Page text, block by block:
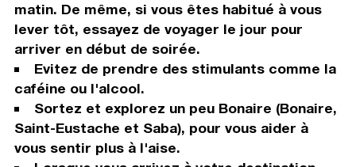
matin. De même, si vous êtes habitué à vous
lever tôt, essayez de voyager le jour pour
arriver en début de soirée.
Evitez de prendre des stimulants comme la
caféine ou l'alcool.
Sortez et explorez un peu Bonaire (Bonaire,
Saint-Eustache et Saba), pour vous aider à
vous sentir plus à l'aise.